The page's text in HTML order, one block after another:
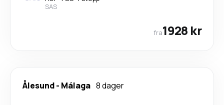
SAS
fra1928 kr
Ålesund- Málaga 8 dager